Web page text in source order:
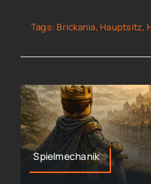
Tags: Brickania, Hauptsitz,
Spielmechanik